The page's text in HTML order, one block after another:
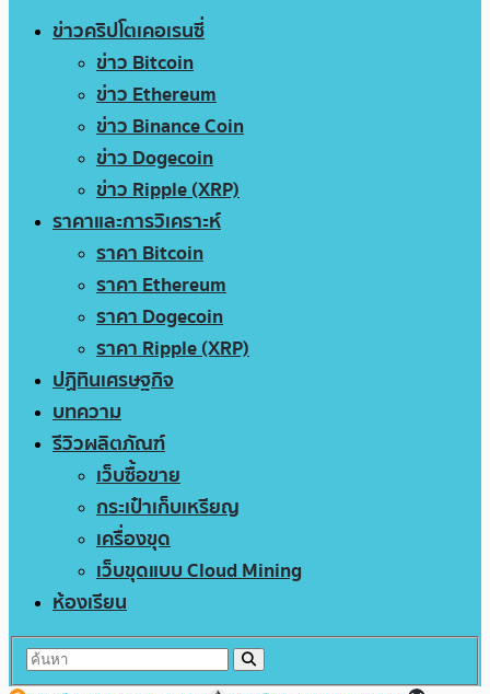
ข่าวคริปโตเคอเรนซี่
ข่าว Bitcoin
ข่าว Ethereum
ข่าว Binance Coin
ข่าว Dogecoin
ข่าว Ripple (XRP)
ราคาและการวิเคราะห์
ราคา Bitcoin
ราคา Ethereum
ราคา Dogecoin
ราคา Ripple (XRP)
ปฏิทินเศรษฐกิจ
บทความ
รีวิวผลิตภัณฑ์
เว็บซื้อขาย
กระเป๋าเก็บเหรียญ
เครื่องขุด
เว็บขุดแบบ Cloud Mining
ห้องเรียน